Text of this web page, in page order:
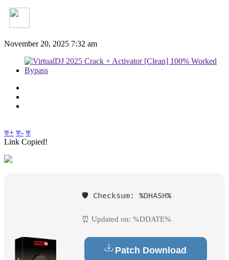
November 20, 2025 7:32 am
ফ+ ফ- ফ
Link Copied!
🛡️ Checksum: %DHASH%
⏰ Updated on: %DDATE%
Patch Download